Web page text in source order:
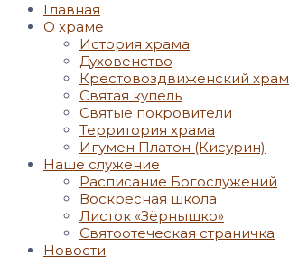
Главная
О храме
История храма
Духовенство
Крестовоздвиженский храм
Святая купель
Святые покровители
Территория храма
Игумен Платон (Кисурин)
Наше служение
Расписание Богослужений
Воскресная школа
Листок «Зёрнышко»
Святоотеческая страничка
Новости